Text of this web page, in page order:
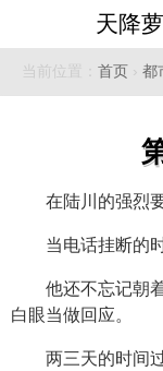
天降
当前位置： 首页 › 都
在陆川的强烈
当电话挂断的
他还不忘记朝
白眼当做回应。
两三天的时间